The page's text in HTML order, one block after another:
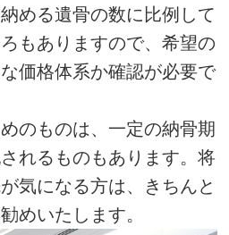
める遺骨の数に比例して
もありますので、希望の
価格体系か確認が必要で
のものは、一定の納骨期
れるものもあります。将
気になる方は、きちんと
めいたします。